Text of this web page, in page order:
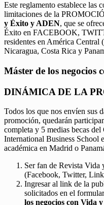
Este reglamento establece las
limitaciones de la
y Éxito y ADEN, que se
Éxito en FACEBOOK,
residentes en América Central
Nicaragua, Costa Rica y
Máster de los
DINÁMICA DE LA
Todos los que nos envíen sus
promoción, quedarán
completa y 5 medias becas del
International Business School
académica en Madrid o
Ser fan de Revista Vida
(Facebook, Twitter,
Ingresar al link de la
solicitados en el
los negocios con Vida